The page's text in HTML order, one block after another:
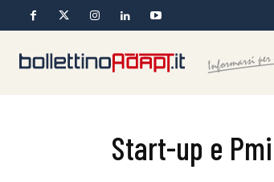
Start-up e